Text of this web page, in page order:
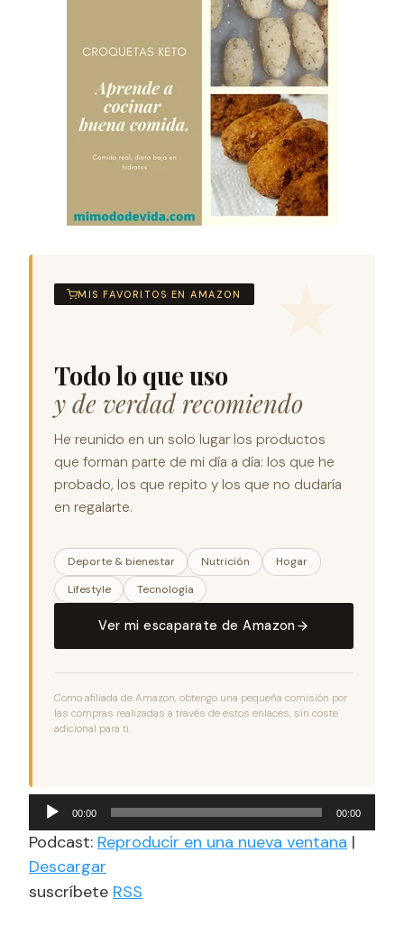
MIS FAVORITOS EN AMAZON
Todo lo que uso
y de verdad recomiendo
He reunido en un solo lugar los productos
que forman parte de mi día a día: los que he
probado, los que repito y los que no dudaría
en regalarte.
Deporte & bienestar Nutrición
Hogar
Lifestyle
Tecnología
Ver mi escaparate de Amazon
Como afiliada de Amazon, obtengo una pequeña comisión por
las compras realizadas a través de estos enlaces, sin coste
adicional para ti.
Reproductor
audio
00:00 00:00
Podcast: Reproducir en una nueva ventana |
Descargar
suscríbete RSS